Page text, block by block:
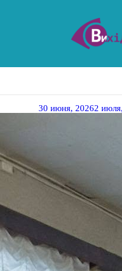
30 июня, 20262